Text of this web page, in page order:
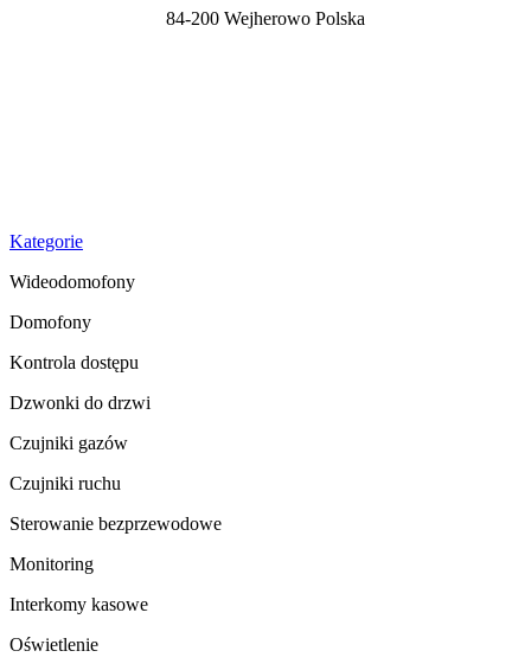
84-200 Wejherowo Polska
Kategorie
Wideodomofony
Domofony
Kontrola dostępu
Dzwonki do drzwi
Czujniki gazów
Czujniki ruchu
Sterowanie bezprzewodowe
Monitoring
Interkomy kasowe
Oświetlenie